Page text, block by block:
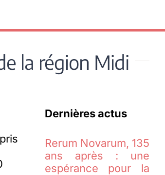
la région Midi
Dernières actus
Rerum Novarum, 135
ans après : une
espérance pour la